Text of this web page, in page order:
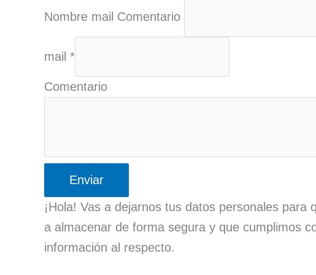
Nombre mail Comentario
mail *
Comentario
Enviar
¡Hola! Vas a dejarnos tus datos personales
a almacenar de forma segura y que cumplimos
información al respecto.